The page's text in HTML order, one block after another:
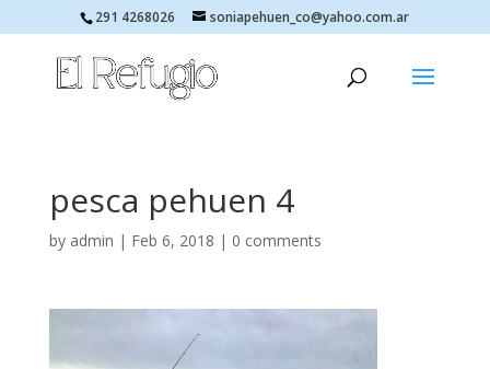
291 4268026 soniapehuen_co@yahoo.com.ar
pesca pehuen 4
by admin | Feb 6, 2018 | 0 comments